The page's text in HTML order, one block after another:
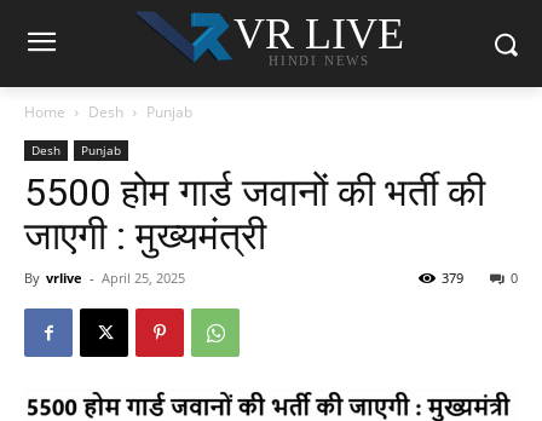
VR LIVE
HINDI NEWS
Home Desh Punjab
Desh Punjab
5500 होम गार्ड जवानों की भर्ती की
जाएगी : मुख्यमंत्री
By vrlive - April 25, 2025 0
379